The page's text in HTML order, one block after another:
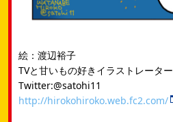
絵：渡辺裕子
TVと甘いもの好きイラストレーター
Twitter:@satohi11
http://hirokohiroko.web.fc2.com/